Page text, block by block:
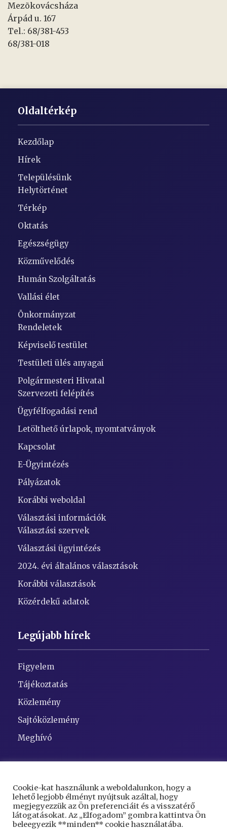
Mezõkovácsháza
Árpád u. 167
Tel.: 68/381-453
68/381-018
Oldaltérkép
Kezdőlap
Hírek
Településünk
Helytörténet
Térkép
Oktatás
Egészségügy
Közművelődés
Humán Szolgáltatás
Vallási élet
Önkormányzat
Rendeletek
Képviselő testület
Testületi ülés anyagai
Polgármesteri Hivatal
Szervezeti felépítés
Ügyfélfogadási rend
Letölthető úrlapok, nyomtatványok
Kapcsolat
E-Ügyintézés
Pályázatok
Korábbi weboldal
Választási információk
Választási szervek
Választási ügyintézés
2024. évi általános választások
Korábbi választások
Közérdekű adatok
Legújabb hírek
Figyelem
Tájékoztatás
Közlemény
Sajtóközlemény
Meghívó
Cím:
5948 Kaszaper, Szent Gellért tér 1
Telefon: 68/423-000
Cookie-kat használunk a weboldalunkon, hogy a
lehető legjobb élményt nyújtsuk azáltal, hogy
megjegyezzük az Ön preferenciáit és a visszatérő
látogatásokat. Az „Elfogadom” gombra kattintva Ön
beleegyezik **minden** cookie használatába.